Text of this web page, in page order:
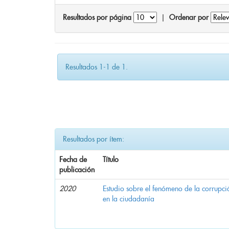
Resultados por página Ordenar por
Resultados 1-1 de 1.
Resultados por ítem:
Fecha de
publicación
Título
2020
Estudio sobre el fenómeno de la
en la ciudadanía